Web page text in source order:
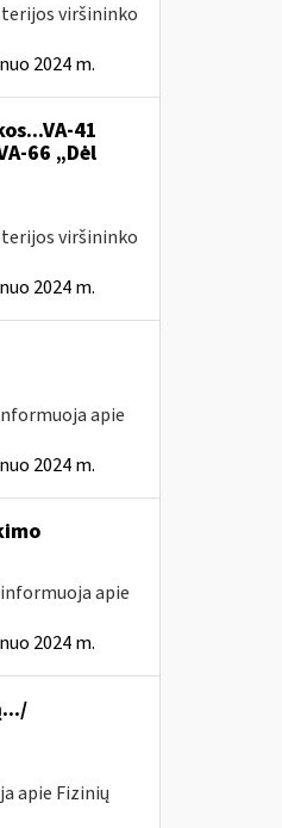
viršininko
2024 m.
41
66 „Dėl
viršininko
2024 m.
apie
2024 m.
apie
2024 m.
apie Fizinių